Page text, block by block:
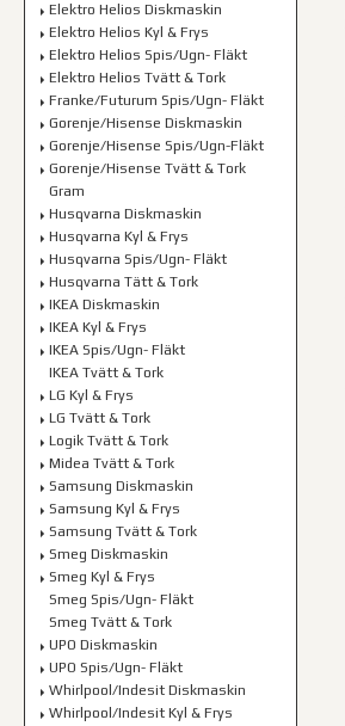
Elektro Helios Diskmaskin
Elektro Helios Kyl & Frys
Elektro Helios Spis/Ugn- Fläkt
Elektro Helios Tvätt & Tork
Franke/Futurum Spis/Ugn- Fläkt
Gorenje/Hisense Diskmaskin
Gorenje/Hisense Spis/Ugn-Fläkt
Gorenje/Hisense Tvätt & Tork
Gram
Husqvarna Diskmaskin
Husqvarna Kyl & Frys
Husqvarna Spis/Ugn- Fläkt
Husqvarna Tätt & Tork
IKEA Diskmaskin
IKEA Kyl & Frys
IKEA Spis/Ugn- Fläkt
IKEA Tvätt & Tork
LG Kyl & Frys
LG Tvätt & Tork
Logik Tvätt & Tork
Midea Tvätt & Tork
Samsung Diskmaskin
Samsung Kyl & Frys
Samsung Tvätt & Tork
Smeg Diskmaskin
Smeg Kyl & Frys
Smeg Spis/Ugn- Fläkt
Smeg Tvätt & Tork
UPO Diskmaskin
UPO Spis/Ugn- Fläkt
Whirlpool/Indesit Diskmaskin
Whirlpool/Indesit Kyl & Frys